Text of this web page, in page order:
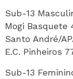
Sub-13
Mogi Basquete
Santo André/
E.C. Pinheiros
Sub-13